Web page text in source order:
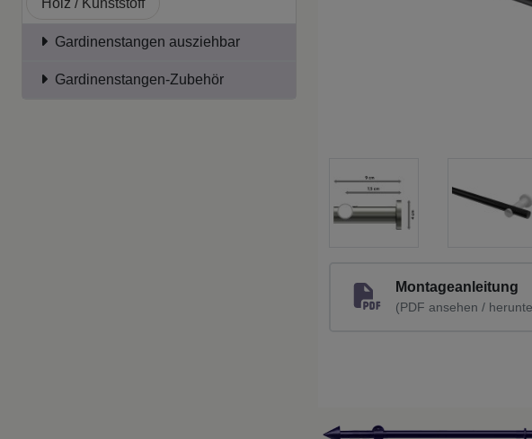
Holz / Kunststoff
Gardinenstangen ausziehbar
Gardinenstangen-Zubehör
Montageanleitung
(PDF ansehen /